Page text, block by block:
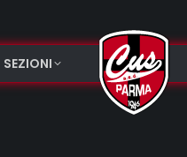
SEZIONI